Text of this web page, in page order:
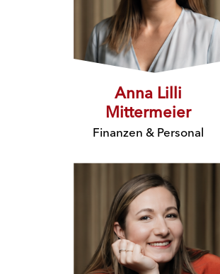
Anna Lilli
Mittermeier
Finanzen & Personal